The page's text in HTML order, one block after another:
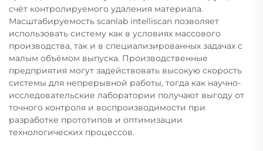
счёт контролируемого удаления материала.
Масштабируемость scanlab intelliscan позволяет
использовать систему как в условиях массового
производства, так и в специализированных задачах с
малым объёмом выпуска. Производственные
предприятия могут задействовать высокую скорость
системы для непрерывной работы, тогда как научно-
исследовательские лаборатории получают выгоду от
точного контроля и воспроизводимости при
разработке прототипов и оптимизации
технологических процессов.